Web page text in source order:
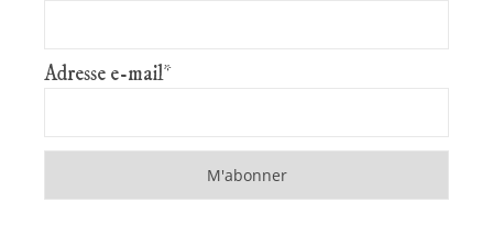
Adresse e-mail*